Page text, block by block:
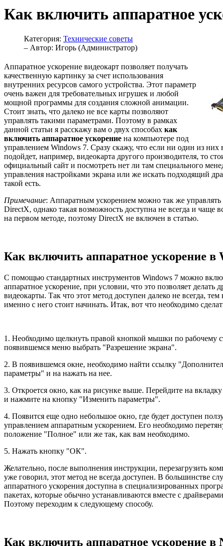
Как включить аппаратное
Категория: Технические советы
– Автор: Игорь (Администратор)
Аппаратное ускорение видеокарт позволяет получать
качественную картинку за счет использования
внутренних ресурсов самого устройства. Этот параметр
очень важен для требовательных игрушек и любой
мощной программы для создания сложной анимации.
Стоит знать, что далеко не все карты позволяют
управлять такими параметрами. Поэтому в рамках
данной статьи я расскажу вам о двух способах как
включить аппаратное ускорение на компьютере под
управлением Windows 7. Сразу скажу, что если ни один из них
подойдет, например, видеокарта другого производителя, то
официальный сайт и посмотреть нет ли там специального
управления настройками экрана или же искать подходящий
такой есть.
Примечание: Аппаратным ускорением можно так же управлять
DirectX, однако такая возможность доступна не всегда и чаще
на первом методе, поэтому DirectX не включен в статью.
Как включить аппаратное ускорение в
С помощью стандартных инструментов Windows 7 можно
аппаратное ускорение, при условии, что это позволяет делать
видеокарты. Так что этот метод доступен далеко не всегда, тем
именно с него стоит начинать. Итак, вот что необходимо
1. Необходимо щелкнуть правой кнопкой мышки по рабочему
появившемся меню выбрать "Разрешение экрана".
2. В появившемся окне, необходимо найти ссылку
параметры" и на нажать на нее.
3. Откроется окно, как на рисунке выше. Перейдите на
и нажмите на кнопку "Изменить параметры".
4. Появится еще одно небольшое окно, где будет доступен
управлением аппаратным ускорением. Его необходимо
положение "Полное" или же так, как вам необходимо.
5. Нажать кнопку "ОК".
Желательно, после выполнения инструкции, перезагрузить
уже говорил, этот метод не всегда доступен. В большинстве
аппаратного ускорения доступна в специализированных
пакетах, которые обычно устанавливаются вместе с
Поэтому переходим к следующему способу.
Как включить аппаратное ускорение в